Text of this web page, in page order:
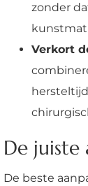
zonder
Verkort
De juiste
De beste